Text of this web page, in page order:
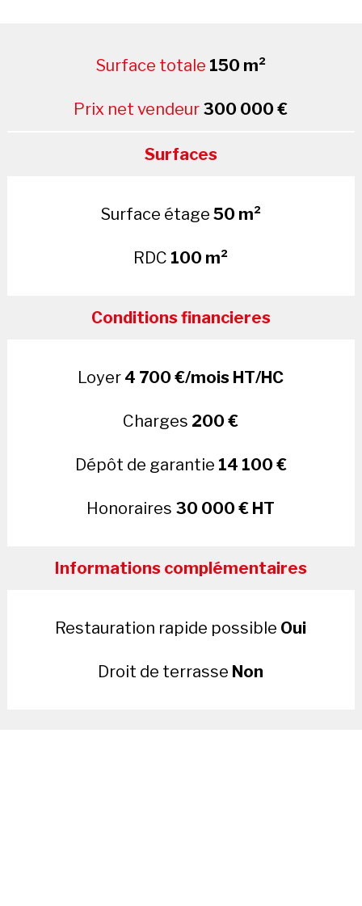
Surface totale 150 m²
Prix net vendeur 300 000 €
Surfaces
Surface étage 50 m²
RDC 100 m²
Conditions financieres
Loyer 4 700 €/mois HT/HC
Charges 200 €
Dépôt de garantie 14 100 €
Honoraires 30 000 € HT
Informations complémentaires
Restauration rapide possible Oui
Droit de terrasse Non